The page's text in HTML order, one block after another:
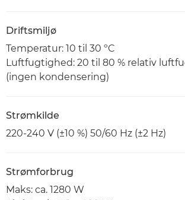
Driftsmiljø
Temperatur: 10 til 30 ºC
Luftfugtighed: 20 til 80 % relativ
(ingen kondensering)
Strømkilde
220-240 V (±10 %) 50/60 Hz (±2 Hz)
Strømforbrug
Maks: ca. 1280 W